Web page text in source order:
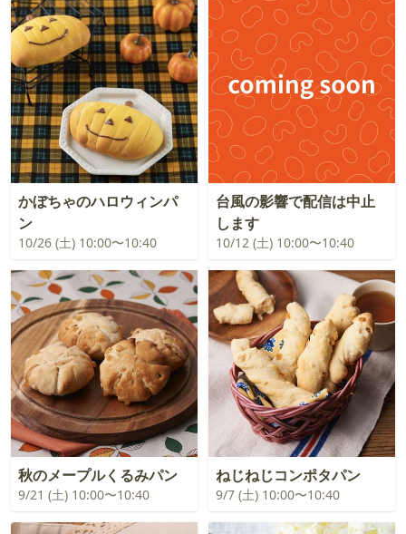
かぼちゃのハロウィンパ
ン
10/26 (土) 10:00〜10:40
台風の影響で配信は中止
します
10/12 (土) 10:00〜10:40
秋のメープルくるみパン
9/21 (土) 10:00〜10:40
ねじねじコンポタパン
9/7 (土) 10:00〜10:40